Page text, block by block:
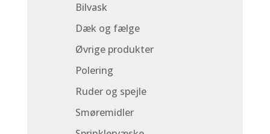
Bilvask
Dæk og fælge
Øvrige produkter
Polering
Ruder og spejle
Smøremidler